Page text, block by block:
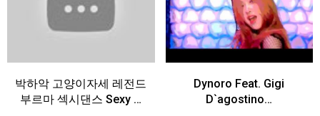
박하악 고양이자세 레전드
부르마 섹시댄스 Sexy …
Dynoro Feat. Gigi
D`agostino…